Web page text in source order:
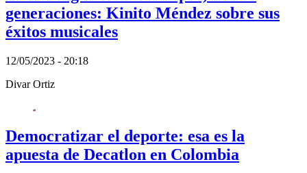
generaciones: Kinito Méndez sobre sus
éxitos musicales
12/05/2023 - 20:18
Divar Ortiz
Democratizar el deporte: esa es la
apuesta de Decatlon en Colombia